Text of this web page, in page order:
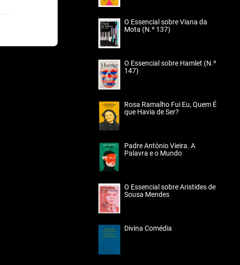
O Essencial sobre Viana da
Mota (N.º 137)
O Essencial sobre Hamlet (N.º
147)
Rosa Ramalho Fui Eu, Quem É
que Havia de Ser?
Padre António Vieira. A
Palavra e o Mundo
O Essencial sobre Aristides de
Sousa Mendes
Divina Comédia